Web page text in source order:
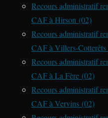
Recours administratif
CAF à Hirson (02)
Recours administratif
CAF à Villers-
Recours administratif
CAF à La Fère (02)
Recours administratif
CAF à Vervins (02)